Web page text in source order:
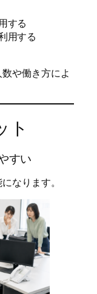
する
用する
や働き方によ
ト
すい
なります。